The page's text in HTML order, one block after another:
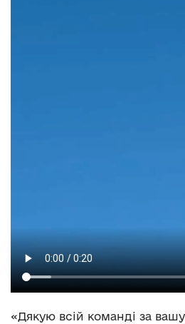
«Дякую всій команді за